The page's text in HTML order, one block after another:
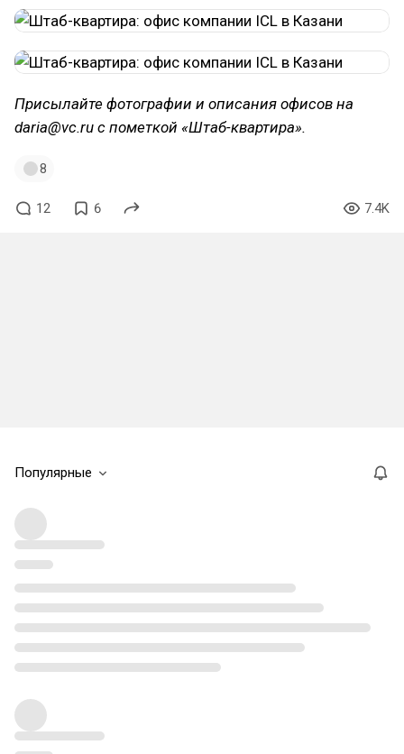
Присылайте фотографии и описания офисов на
daria@vc.ru c пометкой «Штаб-квартира».
8
12 6 7.4K
Популярные